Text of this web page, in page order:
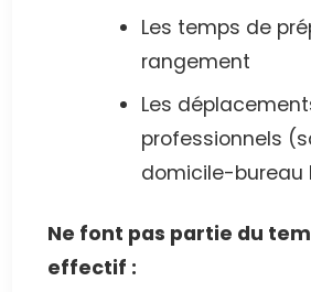
Les temps de
rangement
Les
professionnels
domicile-bureau
Ne font pas partie du
effectif :